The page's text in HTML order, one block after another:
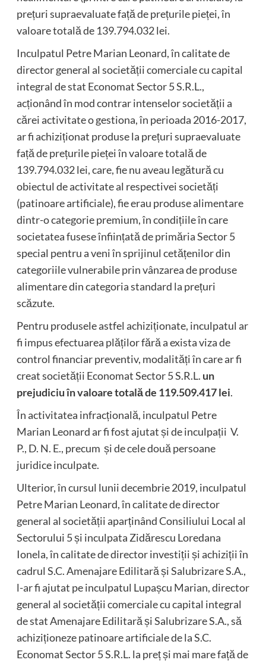
prețuri supraevaluate față de prețurile pieței, în
valoare totală de 139.794.032 lei.
Inculpatul Petre Marian Leonard, în calitate de
director general al societății comerciale cu capital
integral de stat Economat Sector 5 S.R.L.,
acționând în mod contrar intenselor societății a
cărei activitate o gestiona, în perioada 2016-2017,
ar fi achiziționat produse la prețuri supraevaluate
față de prețurile pieței în valoare totală de
139.794.032 lei, care, fie nu aveau legătură cu
obiectul de activitate al respectivei societăți
(patinoare artificiale), fie erau produse alimentare
dintr-o categorie premium, în condițiile în care
societatea fusese înființată de primăria Sector 5
special pentru a veni în sprijinul cetățenilor din
categoriile vulnerabile prin vânzarea de produse
alimentare din categoria standard la prețuri
scăzute.
Pentru produsele astfel achiziționate, inculpatul ar
fi impus efectuarea plăților fără a exista viza de
control financiar preventiv, modalități în care ar fi
creat societății Economat Sector 5 S.R.L. un
prejudiciu în valoare totală de 119.509.417 lei.
În activitatea infracțională, inculpatul Petre
Marian Leonard ar fi fost ajutat și de inculpații V.
P., D. N. E., precum și de cele două persoane
juridice inculpate.
Ulterior, în cursul lunii decembrie 2019, inculpatul
Petre Marian Leonard, în calitate de director
general al societății aparținând Consiliului Local al
Sectorului 5 și inculpata Zidărescu Loredana
Ionela, în calitate de director investiții și achiziții în
cadrul S.C. Amenajare Edilitară și Salubrizare S.A.,
l-ar fi ajutat pe inculpatul Lupașcu Marian, director
general al societății comerciale cu capital integral
de stat Amenajare Edilitară și Salubrizare S.A., să
achiziționeze patinoare artificiale de la S.C.
Economat Sector 5 S.R.L. la preț și mai mare față de